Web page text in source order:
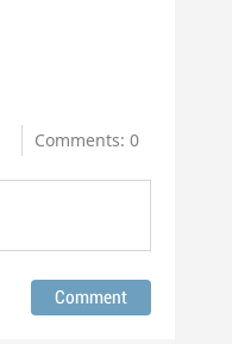
Comments: 0